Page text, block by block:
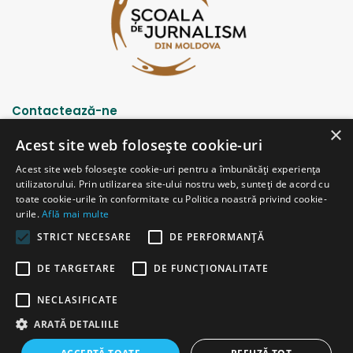
Contactează-ne
Strada Șciusev, 53
2012 Chișinău, Republica Moldova
tel: (+373 22) 213652, 227539
fax: (+373 22) 226681
Email: redactia@ijc.md
FacebookYouTubeInstagramTelegram
×
Acest site web folosește cookie-uri
Acest site web folosește cookie-uri pentru a îmbunătăți experiența
utilizatorului. Prin utilizarea site-ului nostru web, sunteți de acord cu
toate cookie-urile în conformitate cu Politica noastră privind cookie-
urile.Află mai multe
STRICT NECESARE
DE PERFORMANȚĂ
DE TARGETARE DE FUNCŢIONALITATE
NECLASIFICATE
ARATĂ DETALIILE